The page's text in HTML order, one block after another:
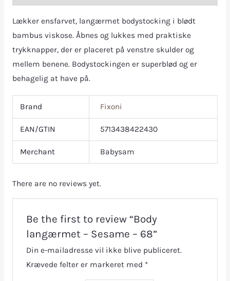
Lækker ensfarvet, langærmet bodystocking i blødt
bambus viskose. Åbnes og lukkes med praktiske
trykknapper, der er placeret på venstre skulder og
mellem benene. Bodystockingen er superblød og er
behagelig at have på.
Brand Fixoni
EAN/GTIN 5713438422430
Merchant Babysam
There are no reviews yet.
Be the first to review “Body
langærmet – Sesame – 68”
Din e-mailadresse vil ikke blive publiceret.
Krævede felter er markeret med *